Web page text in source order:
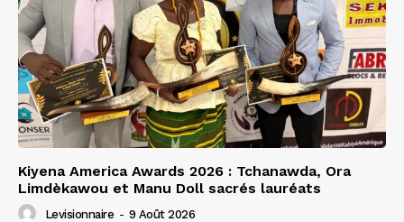
Kiyena America Awards 2026 : Tchanawda, Ora
Limdèkawou et Manu Doll sacrés lauréats
Levisionnaire - 9 Août 2026